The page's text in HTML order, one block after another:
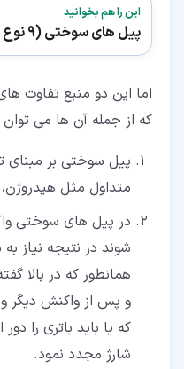
این را هم بخوانید
پیل های سوختی (9 نوع پرکاربرد و 5 مزیت استفاده)
اما این دو منبع تفاوت
که از جمله آن ها می توان
پیل سوختی بر مبنای
متداول مثل
در پیل های سوختی
شوند در نتیجه نیاز
همانطور که در بالا
و پس از واکنش دیگر
که یا باید باتری را
شارژ مجدد نمود.